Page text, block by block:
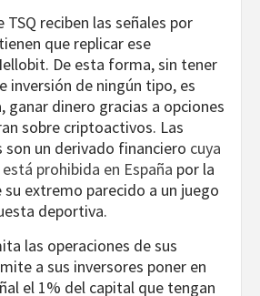
TSQ reciben las señales por
que replicar ese
De esta forma, sin tener
inversión de ningún tipo, es
ganar dinero gracias a opciones
sobre criptoactivos. Las
son un derivado financiero cuya
prohibida en España por la
su extremo parecido a un juego
deportiva.
las operaciones de sus
a sus inversores poner en
el 1% del capital que tengan